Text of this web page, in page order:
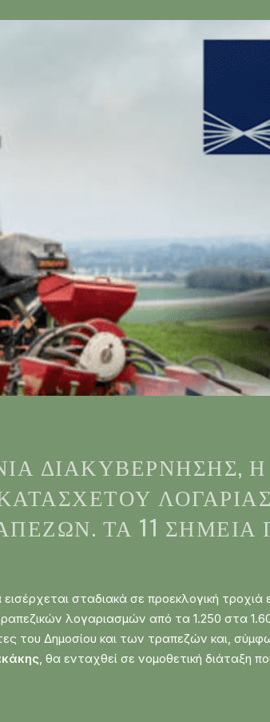
ΔΙΑΚΥΒΈΡΝΗΣΗΣ,
ΤΑ 11
σταδιακά σε προεκλογική
λογαριασμών από τα 1.250 στα
του Δημοσίου και των τραπεζών και,
, θα ενταχθεί σε νομοθετική διάταξη